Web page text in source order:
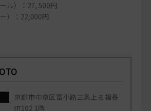
ル）：27, 500円
）：22,000円
京都市中京区富小路三条上る福長
町102 1階